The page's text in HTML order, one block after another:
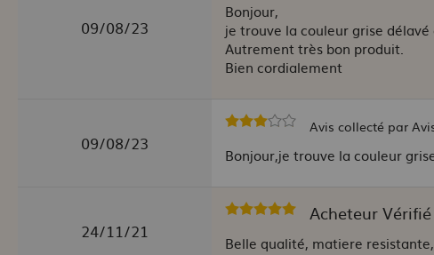
09/08/23
Bonjour,
je trouve la couleur grise délavé
Autrement très bon produit.
Bien cordialement
09/08/23
Avis collecté par
Bonjour,je trouve la couleur
24/11/21
Acheteur
Belle qualité, matiere